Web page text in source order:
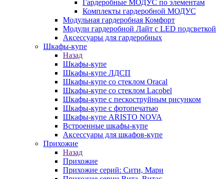
Гардеробные МОДУС по элементам
Комплекты гардеробной МОДУС
Модульная гардеробная Комфорт
Модули гардеробной Лайт с LED подсветкой
Аксессуары для гардеробных
Шкафы-купе
Назад
Шкафы-купе
Шкафы-купе ЛДСП
Шкафы-купе со стеклом Oracal
Шкафы-купе со стеклом Lacobel
Шкафы-купе с пескоструйным рисунком
Шкафы-купе с фотопечатью
Шкафы-купе ARISTO NOVA
Встроенные шкафы-купе
Аксессуары для шкафов-купе
Прихожие
Назад
Прихожие
Прихожие серий: Сити, Мари